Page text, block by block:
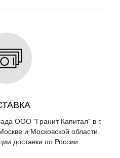
ООО "Гранит Капитал" в г.
и Московской области.
доставки по России.